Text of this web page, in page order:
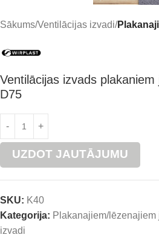
Sākums Ventilācijas izvadi
Ventilācijas izvads
D75
UZDOT JAUTĀJUMU
SKU: K40
Kategorija: Plakanajiem/lēzenajiem
izvadi